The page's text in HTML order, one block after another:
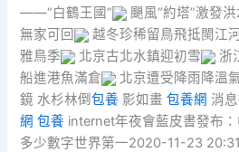
——“白鶴王國”
颶風“約塔”激發
無家可回
越冬珍稀留鳥飛抵閩江
雅鳥季
北京古北水鎮迎初雪
浙
船進港魚滿倉
北京遭受降雨降溫
鏡 水杉林倒包養 影如畫包養網 消
網 包養 internet年夜會藍皮書發布
多少數字世界第一2020-11-23